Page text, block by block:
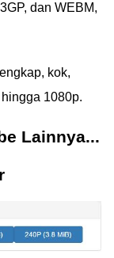
dan WEBM,
kok,
1080p.
Lainnya...